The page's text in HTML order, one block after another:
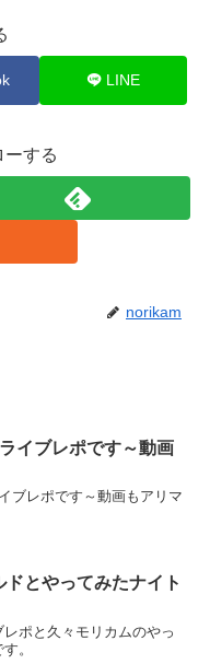
LINE
ーする
norikam
イブレポです～動画
ブレポです～動画もアリマ
ドとやってみたナイト
ポと久々モリカムのやっ
。